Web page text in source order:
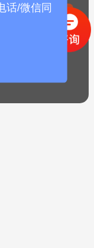
话/微信同